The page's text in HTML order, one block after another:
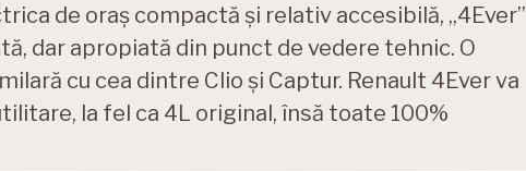
de oraș compactă și relativ accesibilă, „4Ever”
dar apropiată din punct de vedere tehnic. O
cu cea dintre Clio și Captur. Renault 4Ever va
la fel ca 4L original, însă toate 100%